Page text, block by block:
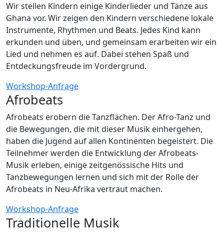
Wir stellen Kindern einige Kinderlieder und Tänze aus
Ghana vor. Wir zeigen den Kindern verschiedene lokale
Instrumente, Rhythmen und Beats. Jedes Kind kann
erkunden und üben, und gemeinsam erarbeiten wir ein
Lied und nehmen es auf. Dabei stehen Spaß und
Entdeckungsfreude im Vordergrund.
Workshop-Anfrage
Afrobeats
Afrobeats erobern die Tanzflächen. Der Afro-Tanz und
die Bewegungen, die mit dieser Musik einhergehen,
haben die Jugend auf allen Kontinenten begeistert. Die
Teilnehmer werden die Entwicklung der Afrobeats-
Musik erleben, einige zeitgenössische Hits und
Tanzbewegungen lernen und sich mit der Rolle der
Afrobeats in Neu-Afrika vertraut machen.
Workshop-Anfrage
Traditionelle Musik